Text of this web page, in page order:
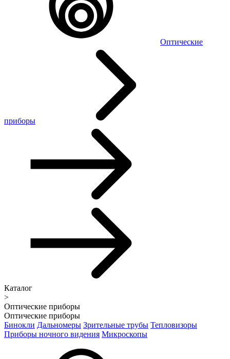
Оптические
приборы
Каталог
>
Оптические приборы
Оптические приборы
Бинокли Дальномеры Зрительные трубы Тепловизоры
Приборы ночного видения Микроскопы